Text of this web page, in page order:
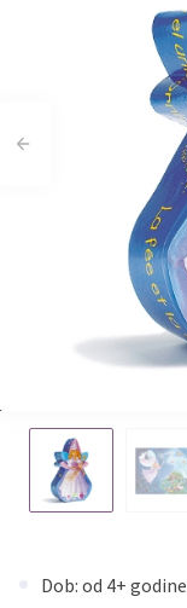
Dob: od 4+ godine